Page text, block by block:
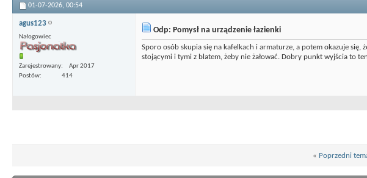
01-07-2026, 00:54
agus123
Nałogowiec
Zarejestrowany
Apr 2017
Postów
414
Odp: Pomysł na urządzenie łazienki
Sporo osób skupia się na kafelkach i armaturze, a potem okazuje
stojącymi i tymi z blatem, żeby nie żałować. Dobry punkt wyjścia to
« Poprzedni